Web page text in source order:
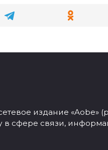
издание «Aobe»
сфере связи,